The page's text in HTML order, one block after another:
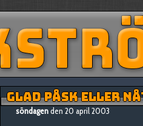
GLAD PÅSK ELLER
söndagenden 20 april 2003